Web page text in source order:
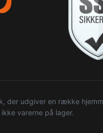
der udgiver en række
varerne på lager.